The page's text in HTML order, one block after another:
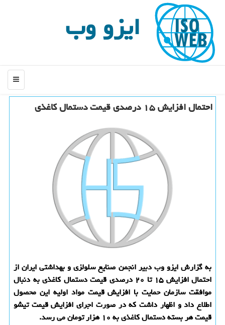
ایزو وب
منو
احتمال افزایش ۱۵ درصدی قیمت دستمال كاغذی
به گزارش ایزو وب دبیر انجمن صنایع سلولزی و بهداشتی ایران از
احتمال افزایش ۱۵ تا ۲۰ درصدی قیمت دستمال کاغذی به دنبال
موافقت سازمان حمایت با افزایش قیمت مواد اولیه این محصول
اطلاع داد و اظهار داشت که در صورت اجرای افزایش قیمت تیشو
قیمت هر بسته دستمال کاغذی به ۱۰ هزار تومان می رسد.